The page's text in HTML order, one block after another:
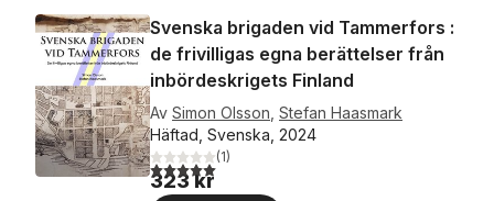
Svenska brigaden vid Tammerfors :
de frivilligas egna berättelser från
inbördeskrigets Finland
Av Simon Olsson Stefan Haasmark
Häftad, Svenska, 2024
5,0utav 5 stjärnor. Totalt antal röster:
(1)
323 kr